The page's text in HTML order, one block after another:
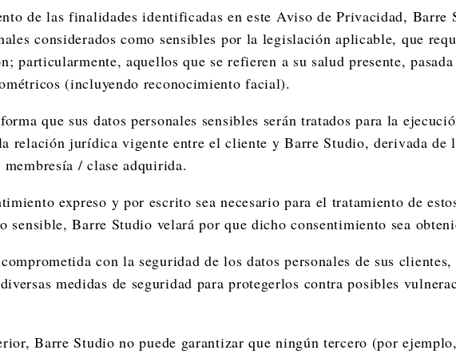
de las finalidades identificadas en este Aviso de Privacidad, Barre
considerados como sensibles por la legislación aplicable, que
particularmente, aquellos que se refieren a su salud presente,
(incluyendo reconocimiento facial).
que sus datos personales sensibles serán tratados para la
relación jurídica vigente entre el cliente y Barre Studio, derivada de
/ clase adquirida.
expreso y por escrito sea necesario para el tratamiento de
sensible, Barre Studio velará por que dicho consentimiento sea
con la seguridad de los datos personales de sus
medidas de seguridad para protegerlos contra posibles
Barre Studio no puede garantizar que ningún tercero (por